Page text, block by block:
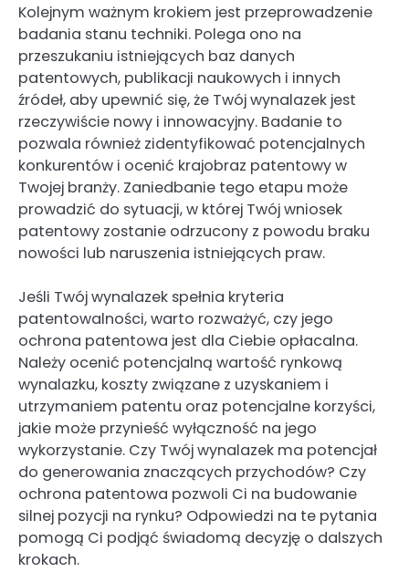
Kolejnym ważnym krokiem jest przeprowadzenie
badania stanu techniki. Polega ono na
przeszukaniu istniejących baz danych
patentowych, publikacji naukowych i innych
źródeł, aby upewnić się, że Twój wynalazek jest
rzeczywiście nowy i innowacyjny. Badanie to
pozwala również zidentyfikować potencjalnych
konkurentów i ocenić krajobraz patentowy w
Twojej branży. Zaniedbanie tego etapu może
prowadzić do sytuacji, w której Twój wniosek
patentowy zostanie odrzucony z powodu braku
nowości lub naruszenia istniejących praw.
Jeśli Twój wynalazek spełnia kryteria
patentowalności, warto rozważyć, czy jego
ochrona patentowa jest dla Ciebie opłacalna.
Należy ocenić potencjalną wartość rynkową
wynalazku, koszty związane z uzyskaniem i
utrzymaniem patentu oraz potencjalne korzyści,
jakie może przynieść wyłączność na jego
wykorzystanie. Czy Twój wynalazek ma potencjał
do generowania znaczących przychodów? Czy
ochrona patentowa pozwoli Ci na budowanie
silnej pozycji na rynku? Odpowiedzi na te pytania
pomogą Ci podjąć świadomą decyzję o dalszych
krokach.